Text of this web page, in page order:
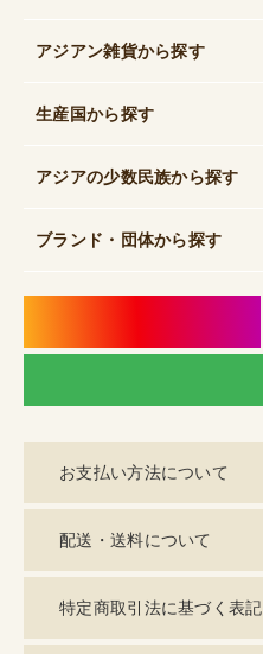
アジアン雑貨から探す
生産国から探す
アジアの少数民族から探す
ブランド・団体から探す
お支払い方法について
配送・送料について
特定商取引法に基づく表記